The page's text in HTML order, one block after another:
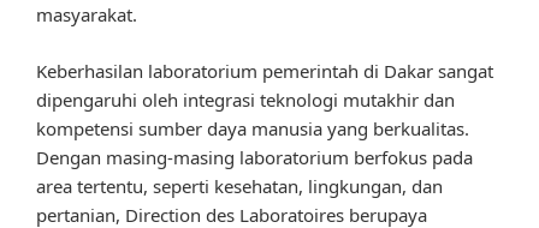
masyarakat.
Keberhasilan laboratorium pemerintah di Dakar sangat
dipengaruhi oleh integrasi teknologi mutakhir dan
kompetensi sumber daya manusia yang berkualitas.
Dengan masing-masing laboratorium berfokus pada
area tertentu, seperti kesehatan, lingkungan, dan
pertanian, Direction des Laboratoires berupaya